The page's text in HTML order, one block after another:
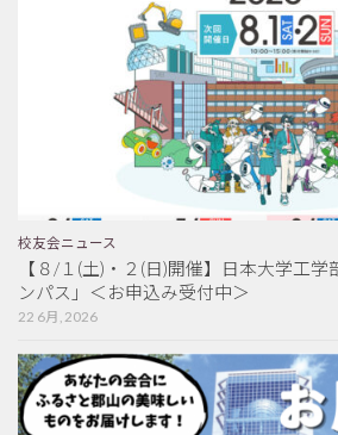
校友会ニュース
【８/１(土)・２(日)開催】日本大学工
ンパス」＜お申込み受付中＞
22 6月, 2026